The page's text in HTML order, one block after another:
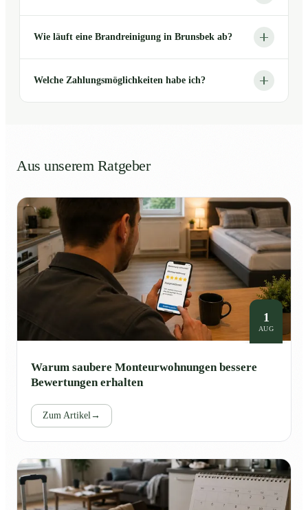
Wie läuft eine Brandreinigung in Brunsbek ab?
Welche Zahlungsmöglichkeiten habe ich?
Aus unserem Ratgeber
1
AUG
Warum saubere Monteurwohnungen bessere
Bewertungen erhalten
Zum Artikel→